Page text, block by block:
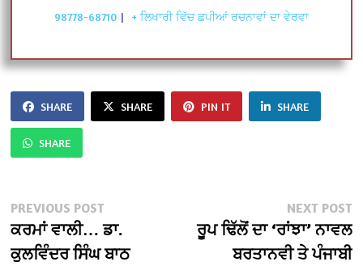
98778-68710 | + ਲਿਖਾਰੀ ਵਿੱਚ ਛਪੀਆਂ ਰਚਨਾਵਾਂ ਦਾ ਵੇਰਵਾ
SHARE SHARE PIN IT SHARE
SHARE
Post
navigation
PREVIOUS POSTPrevious
post:
ਕਰਮਾਂ ਵਾਲੀ… ਡਾ.
ਕੁਲਵਿੰਦਰ ਸਿੰਘ ਬਾਠ
NEXT POST
ਰੂਪ ਢਿੱਲੋਂ ਦਾ ‘ਰਾਂਝਾ’ ਨਾਵਲ
ਬਰਤਾਨਵੀ ਤੇ ਪੰਜਾਬੀ